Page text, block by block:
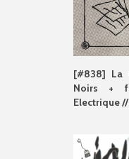
[#838] La
Noirs +
Electrique